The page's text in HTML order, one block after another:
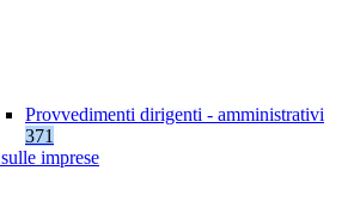
Provvedimenti dirigenti - amministrativi
371
imprese